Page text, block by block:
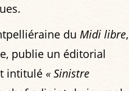
du Midi libre,
publie un éditorial
intitulé « Sinistre